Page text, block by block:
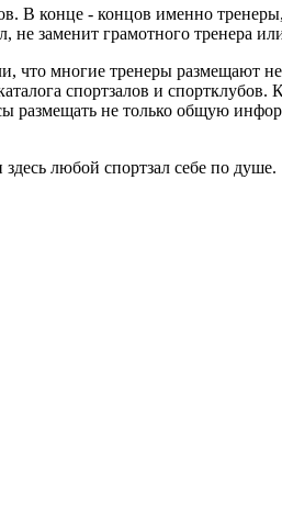
В конце - концов именно
заменит грамотного тренера
что многие тренеры размещают
спортзалов и спортклубов.
размещать не только общую
любой спортзал себе по душе.